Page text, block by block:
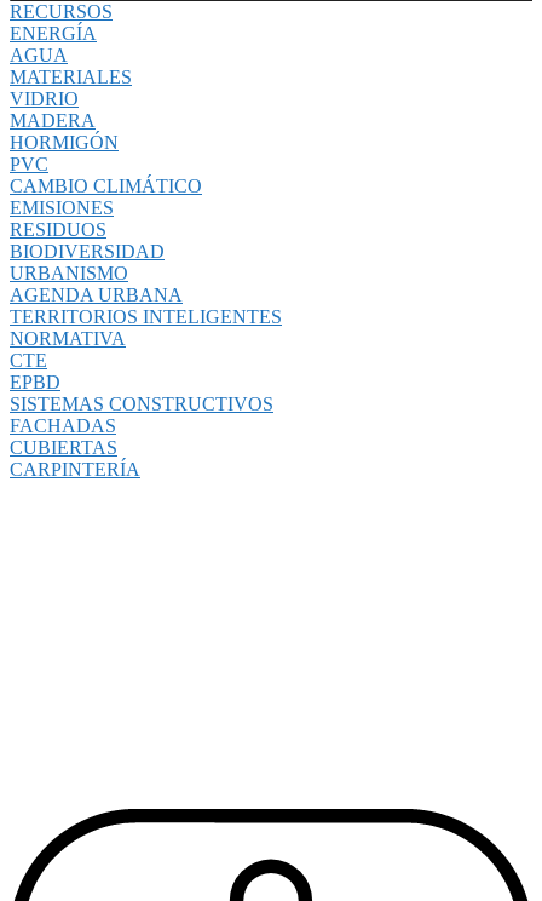
RECURSOS
ENERGÍA
AGUA
MATERIALES
VIDRIO
MADERA
HORMIGÓN
PVC
CAMBIO CLIMÁTICO
EMISIONES
RESIDUOS
BIODIVERSIDAD
URBANISMO
AGENDA URBANA
TERRITORIOS INTELIGENTES
NORMATIVA
CTE
EPBD
SISTEMAS CONSTRUCTIVOS
FACHADAS
CUBIERTAS
CARPINTERÍA